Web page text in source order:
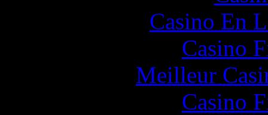
Casino En
Casino
Meilleur
Casino